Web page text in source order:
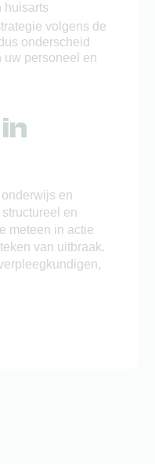
huisarts
volgens de
onderscheid
uw personeel en
en
en
meteen in actie
van uitbraak.